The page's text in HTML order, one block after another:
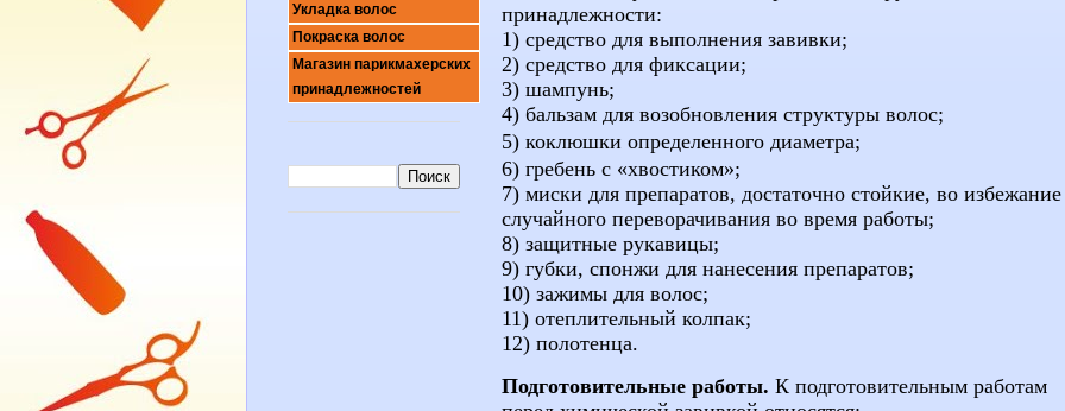
принадлежности:
1) средство для выполнения завивки;
2) средство для фиксации;
3) шампунь;
4) бальзам для возобновления структуры волос;
5) коклюшки определенного диаметра;
6) гребень с «хвостиком»;
7) миски для препаратов, достаточно стойкие, во избежание
случайного переворачивания во время работы;
8) защитные рукавицы;
9) губки, спонжи для нанесения препаратов;
10) зажимы для волос;
11) отеплительный колпак;
12) полотенца.
Подготовительные работы. К подготовительным работам
Укладка волос
Покраска волос
Магазин парикмахерских
принадлежностей